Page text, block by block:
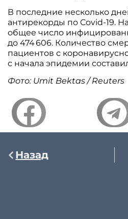
В последние несколько
антирекорды по Covid-19.
общее число
до 474 606. Количество
пациентов с
с начала эпидемии
Фото: Umit Bektas / Reuters
Назад